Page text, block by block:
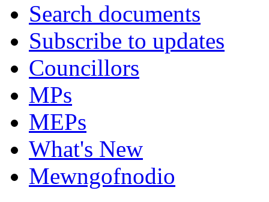
Search documents
Subscribe to updates
Councillors
MPs
MEPs
What's New
Mewngofnodio